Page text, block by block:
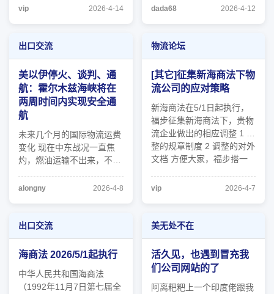
月15日至5月5日在广州分
个，参展企业超3.2万家，
均超往届水平。其中，约
3900家企业首次亮相。 ...
vip 2026-4-14
时间和实时销售数据，有没
dada68 2026-4-12
出口交流
美以伊停火、谈判、通
航：霍尔木兹海峡将在
两周时间内实现安全通
航
未来几个月的国际物流运费
变化 现在中东战况一直焦
灼，燃油运输不出来，不知
一直飙升。
alongny 2026-4-8
物流论坛
[其它]征集新海商法下物
流公司的应对策略
新海商法在5/1日起执行，
福步征集新海商法下，贵物
流企业做出的相应调整 1 调
整的规章制度 2 调整的对外
文档 方便大家，福步搭一
供60天福步货代资格，如果
vip 2026-4-7
出口交流
海商法 2026/5/1起执行
中华人民共和国海商法
（1992年11月7日第七届全
美无处不在
活久见，也遇到冒充我
们公司网站的了
阿离粑粑上一个印度佬跟我